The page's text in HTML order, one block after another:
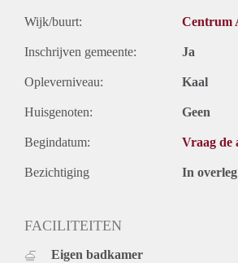
Wijk/buurt: Centrum
Inschrijven gemeente: Ja
Opleverniveau: Kaal
Huisgenoten: Geen
Begindatum: Vraag de
Bezichtiging In overleg
FACILITEITEN
Eigen badkamer